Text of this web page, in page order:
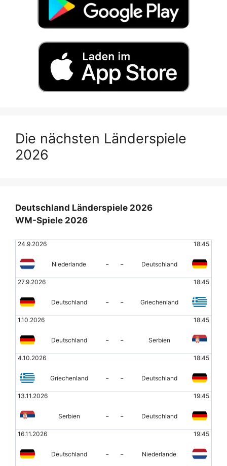
Die nächsten Länderspiele
2026
Deutschland Länderspiele 2026
WM-Spiele 2026
24.9.2026 18:45
Niederlande - - Deutschland
27.9.2026 18:45
Deutschland - - Griechenland
1.10.2026 18:45
Deutschland - - Serbien
4.10.2026 18:45
Griechenland - - Deutschland
13.11.2026 19:45
Serbien - - Deutschland
16.11.2026 19:45
Deutschland - - Niederlande